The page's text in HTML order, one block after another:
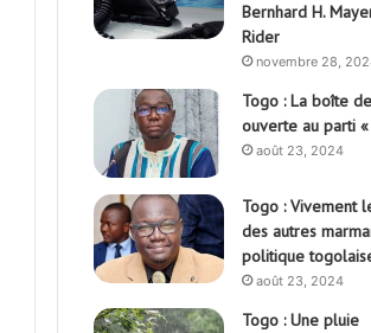
Bernhard H.
Rider
novembre 28,
Togo : La boîte
ouverte au parti «
août 23, 2024
Togo : Vivement
des autres
politique
août 23, 2024
Togo : Une pluie